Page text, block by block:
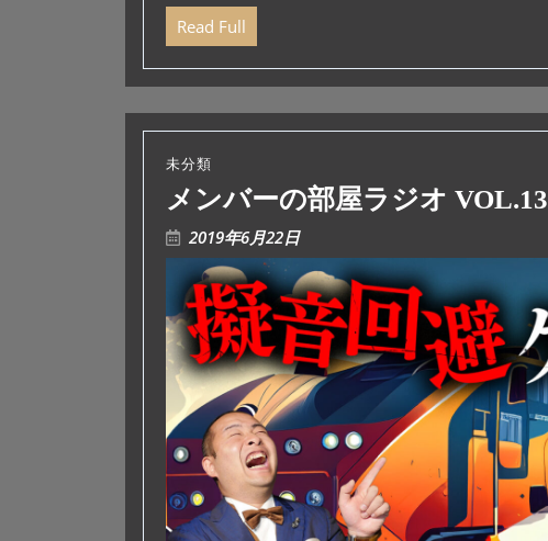
ー
ヤRead Full
未分類
メンバーの部屋ラジオ VOL.13
2019年6月22日